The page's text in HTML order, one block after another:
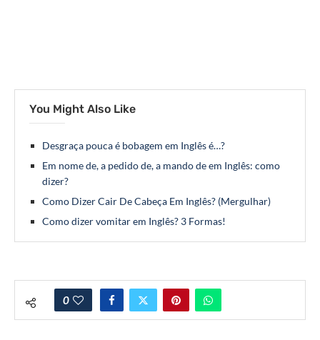
You Might Also Like
Desgraça pouca é bobagem em Inglês é…?
Em nome de, a pedido de, a mando de em Inglês: como
dizer?
Como Dizer Cair De Cabeça Em Inglês? (Mergulhar)
Como dizer vomitar em Inglês? 3 Formas!
0